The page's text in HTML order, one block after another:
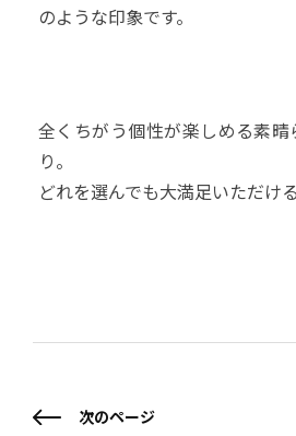
のような印象です。
全くちがう個性が楽しめる素
り。
どれを選んでも大満足いただけ
次のページ